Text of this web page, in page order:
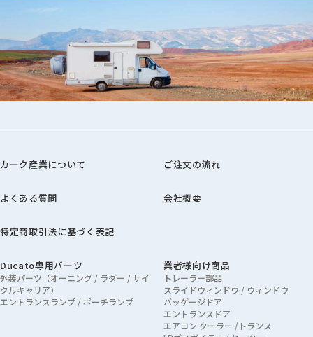
カーク産業について ご注文の流れ
よくある質問 会社概要
特定商取引法に基づく表記
Ducato専用パーツ
外装パーツ（オーニング / ラダー / サイ
クルキャリア）
エントランスランプ / ポーチランプ
業者様向け商品
トレーラー部品
スライドウィンドウ / ウィンドウ
バッゲージドア
エントランスドア
エアコン クーラー /トランス